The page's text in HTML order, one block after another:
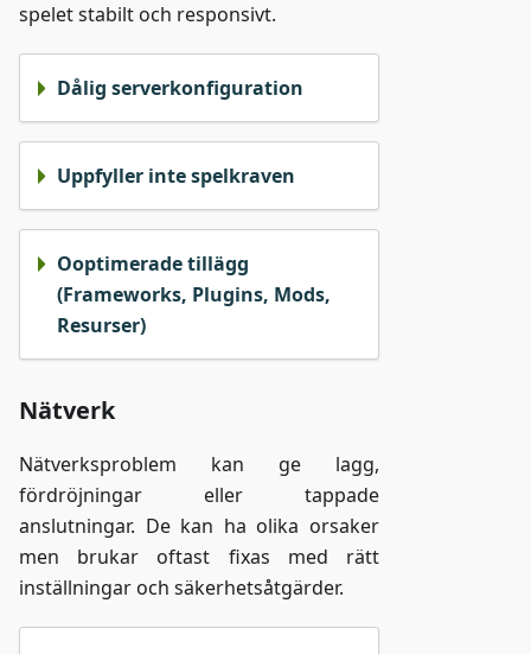
spelet stabilt och responsivt.
Dålig serverkonfiguration
Uppfyller inte spelkraven
Ooptimerade tillägg
(Frameworks, Plugins, Mods,
Resurser)
Nätverk
Nätverksproblem kan ge lagg,
fördröjningar eller tappade
anslutningar. De kan ha olika orsaker
men brukar oftast fixas med rätt
inställningar och säkerhetsåtgärder.